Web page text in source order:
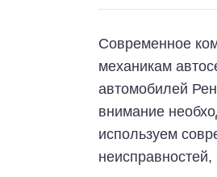
Современное
механикам
автомобилей
внимание
используем